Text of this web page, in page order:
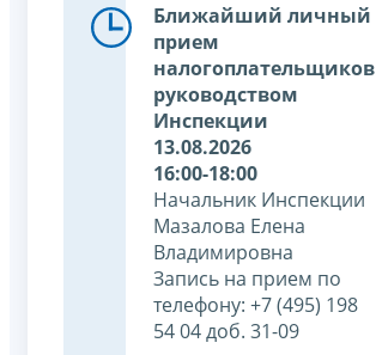
Ближайший личный
прием
налогоплательщиков
руководством
Инспекции
13.08.2026
16:00-18:00
Начальник Инспекции
Мазалова Елена
Владимировна
Запись на прием по
телефону: +7 (495) 198
54 04 доб. 31-09